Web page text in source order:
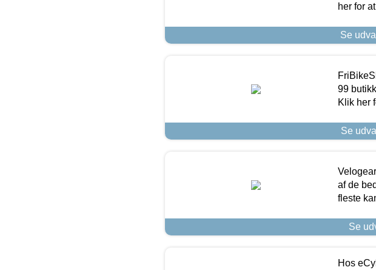
her for
Se
99
Klik her
Se
af de
fleste
Se
Hos